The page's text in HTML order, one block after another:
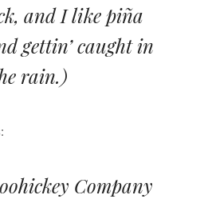
and I like piña
gettin’ caught in
rain.)
Company